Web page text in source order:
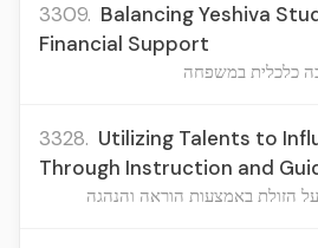
3309. Balancing Yeshiva
Financial Support
כלכלית במשפחה
3328. Utilizing Talents to
Through Instruction and
הזולת באמצעות הוראה והנהגה